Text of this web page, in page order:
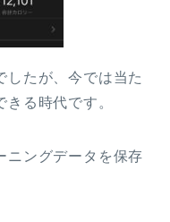
したが、今では当た
る時代です。
ニングデータを保存